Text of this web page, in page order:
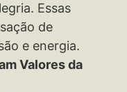
Essas
de
e energia.
Valores da